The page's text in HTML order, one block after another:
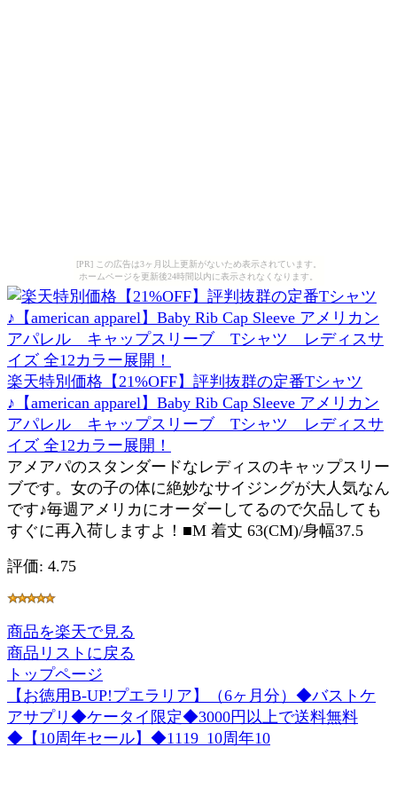
[PR] この広告は3ヶ月以上更新がないため表示されています。
ホームページを更新後24時間以内に表示されなくなります。
楽天特別価格【21%OFF】評判抜群の定番Tシャツ
♪【american apparel】Baby Rib Cap Sleeve アメリカン
アパレル キャップスリーブ Tシャツ レディスサ
イズ 全12カラー展開！
アメアパのスタンダードなレディスのキャップスリー
ブです。女の子の体に絶妙なサイジングが大人気なん
です♪毎週アメリカにオーダーしてるので欠品しても
すぐに再入荷しますよ！■M 着丈 63(CM)/身幅37.5
評価: 4.75
商品を楽天で見る
商品リストに戻る
トップページ
【お徳用B-UP!プエラリア】（6ヶ月分）◆バストケ
アサプリ◆ケータイ限定◆3000円以上で送料無料
◆【10周年セール】◆1119_10周年10